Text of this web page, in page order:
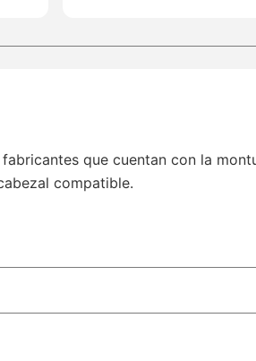
que cuentan con la
compatible.